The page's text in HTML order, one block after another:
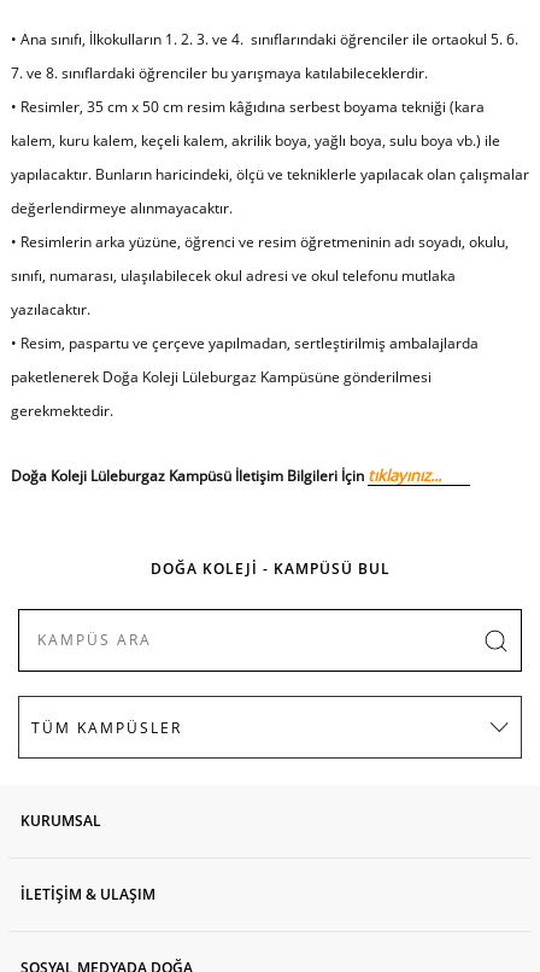
• Ana sınıfı, İlkokulların 1. 2. 3. ve 4. sınıflarındaki öğrenciler ile ortaokul 5. 6.
7. ve 8. sınıflardaki öğrenciler bu yarışmaya katılabileceklerdir.
• Resimler, 35 cm x 50 cm resim kâğıdına serbest boyama tekniği (kara
kalem, kuru kalem, keçeli kalem, akrilik boya, yağlı boya, sulu boya vb.) ile
yapılacaktır. Bunların haricindeki, ölçü ve tekniklerle yapılacak olan çalışmalar
değerlendirmeye alınmayacaktır.
• Resimlerin arka yüzüne, öğrenci ve resim öğretmeninin adı soyadı, okulu,
sınıfı, numarası, ulaşılabilecek okul adresi ve okul telefonu mutlaka
yazılacaktır.
• Resim, paspartu ve çerçeve yapılmadan, sertleştirilmiş ambalajlarda
paketlenerek Doğa Koleji Lüleburgaz Kampüsüne gönderilmesi
gerekmektedir.
Doğa Koleji Lüleburgaz Kampüsü İletişim Bilgileri İçin tıklayınız...
DOĞA KOLEJİ - KAMPÜSÜ BUL
KURUMSAL
İLETİŞİM & ULAŞIM